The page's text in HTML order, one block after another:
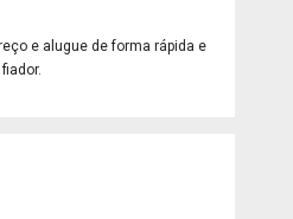
e alugue de forma rápida e